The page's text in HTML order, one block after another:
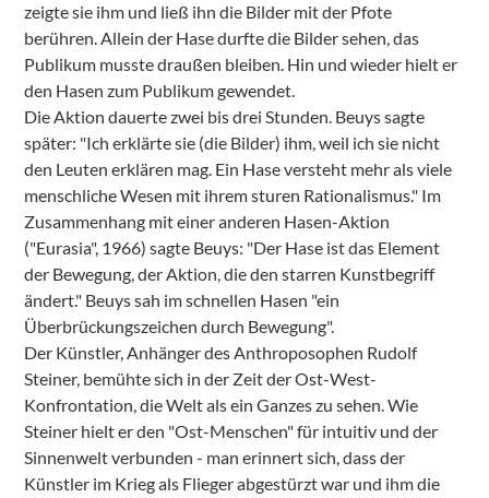
zeigte sie ihm und ließ ihn die Bilder mit der Pfote
berühren. Allein der Hase durfte die Bilder sehen, das
Publikum musste draußen bleiben. Hin und wieder hielt er
den Hasen zum Publikum gewendet.
Die Aktion dauerte zwei bis drei Stunden. Beuys sagte
später: "Ich erklärte sie (die Bilder) ihm, weil ich sie nicht
den Leuten erklären mag. Ein Hase versteht mehr als viele
menschliche Wesen mit ihrem sturen Rationalismus." Im
Zusammenhang mit einer anderen Hasen-Aktion
("Eurasia", 1966) sagte Beuys: "Der Hase ist das Element
der Bewegung, der Aktion, die den starren Kunstbegriff
ändert." Beuys sah im schnellen Hasen "ein
Überbrückungszeichen durch Bewegung".
Der Künstler, Anhänger des Anthroposophen Rudolf
Steiner, bemühte sich in der Zeit der Ost-West-
Konfrontation, die Welt als ein Ganzes zu sehen. Wie
Steiner hielt er den "Ost-Menschen" für intuitiv und der
Sinnenwelt verbunden - man erinnert sich, dass der
Künstler im Krieg als Flieger abgestürzt war und ihm die